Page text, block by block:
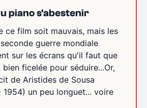
piano s'abestenir
ce film soit mauvais, mais les
guerre mondiale
sur les écrans qu'il faut que
ficelée pour séduire...Or,
de Aristides de Sousa
1954) un peu longuet... voire